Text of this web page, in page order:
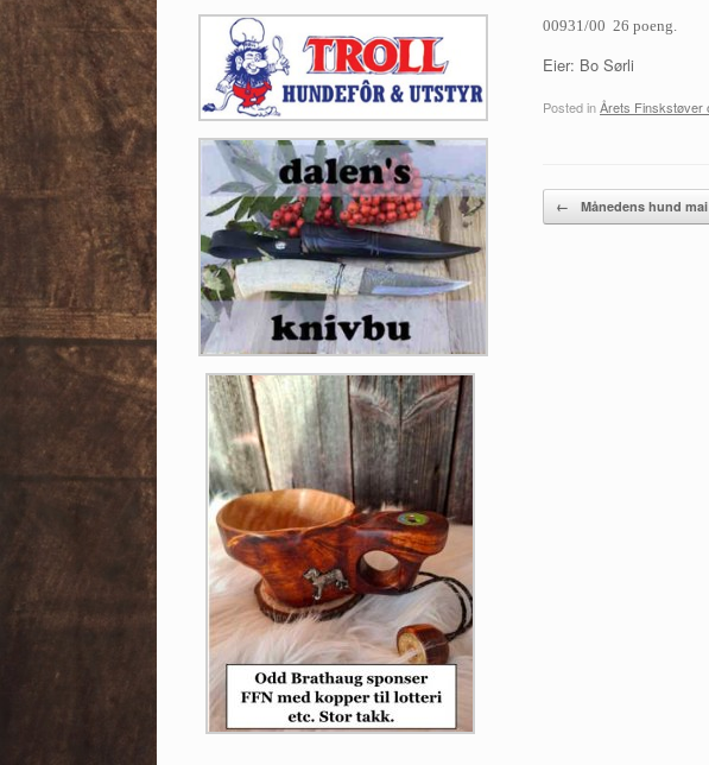
00931/00 26 poeng.
Eier: Bo Sørli
Posted inÅrets Finskstøver
Post navigation
← Månedens hund